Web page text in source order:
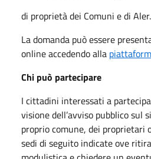
di proprietà dei Comuni e di Aler.
La domanda può essere
online accedendo alla
Chi può partecipare
I cittadini interessati a
visione dell’avviso pubblico sul
proprio comune, dei proprietari
sedi di seguito indicate ove